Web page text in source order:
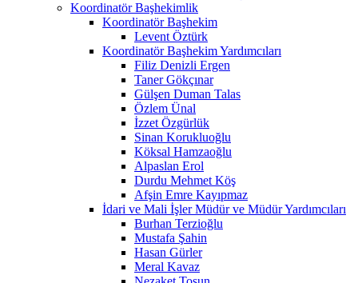
Koordinatör Başhekimlik
Koordinatör Başhekim
Levent Öztürk
Koordinatör Başhekim Yardımcıları
Filiz Denizli Ergen
Taner Gökçınar
Gülşen Duman Talas
Özlem Ünal
İzzet Özgürlük
Sinan Korukluoğlu
Köksal Hamzaoğlu
Alpaslan Erol
Durdu Mehmet Köş
Afşin Emre Kayıpmaz
İdari ve Mali İşler Müdür ve Müdür Yardımcıları
Burhan Terzioğlu
Mustafa Şahin
Hasan Gürler
Meral Kavaz